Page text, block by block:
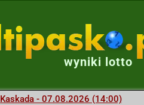
wyniki lotto
Kaskada - 07.08.2026 (14:00)